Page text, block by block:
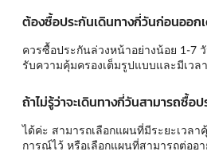
ต้องซื้อประกันเดินทางกี่วันก่อนออก
ควรซื้อประกันล่วงหน้าอย่างน้อย 1-7
รับความคุ้มครองเต็มรูปแบบและมีเวล
ถ้าไม่รู้ว่าจะเดินทางกี่วันสามารถซื้อป
ได้ค่ะ สามารถเลือกแผนที่มีระยะเวลา
การณ์ไว้ หรือเลือกแผนที่สามารถต่ออ